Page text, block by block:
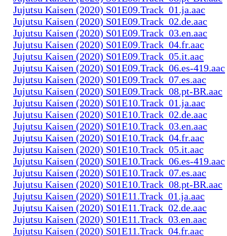
Jujutsu Kaisen (2020) S01E09.Track_01.ja.aac
Jujutsu Kaisen (2020) S01E09.Track_02.de.aac
Jujutsu Kaisen (2020) S01E09.Track_03.en.aac
Jujutsu Kaisen (2020) S01E09.Track_04.fr.aac
Jujutsu Kaisen (2020) S01E09.Track_05.it.aac
Jujutsu Kaisen (2020) S01E09.Track_06.es-419.aac
Jujutsu Kaisen (2020) S01E09.Track_07.es.aac
Jujutsu Kaisen (2020) S01E09.Track_08.pt-BR.aac
Jujutsu Kaisen (2020) S01E10.Track_01.ja.aac
Jujutsu Kaisen (2020) S01E10.Track_02.de.aac
Jujutsu Kaisen (2020) S01E10.Track_03.en.aac
Jujutsu Kaisen (2020) S01E10.Track_04.fr.aac
Jujutsu Kaisen (2020) S01E10.Track_05.it.aac
Jujutsu Kaisen (2020) S01E10.Track_06.es-419.aac
Jujutsu Kaisen (2020) S01E10.Track_07.es.aac
Jujutsu Kaisen (2020) S01E10.Track_08.pt-BR.aac
Jujutsu Kaisen (2020) S01E11.Track_01.ja.aac
Jujutsu Kaisen (2020) S01E11.Track_02.de.aac
Jujutsu Kaisen (2020) S01E11.Track_03.en.aac
Jujutsu Kaisen (2020) S01E11.Track_04.fr.aac